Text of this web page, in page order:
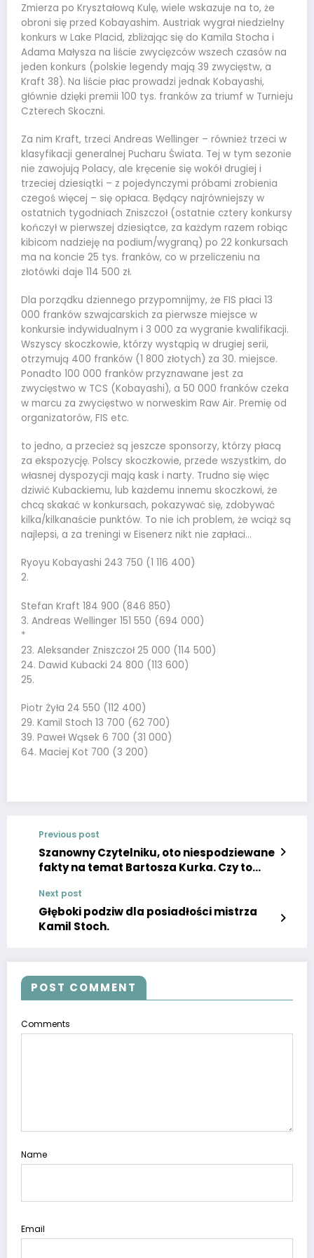
Zmierza po Kryształową Kulę, wiele wskazuje na to, że
obroni się przed Kobayashim. Austriak wygrał niedzielny
konkurs w Lake Placid, zbliżając się do Kamila Stocha i
Adama Małysza na liście zwycięzców wszech czasów na
jeden konkurs (polskie legendy mają 39 zwycięstw, a
Kraft 38). Na liście płac prowadzi jednak Kobayashi,
głównie dzięki premii 100 tys. franków za triumf w Turnieju
Czterech Skoczni.
Za nim Kraft, trzeci Andreas Wellinger – również trzeci w
klasyfikacji generalnej Pucharu Świata. Tej w tym sezonie
nie zawojują Polacy, ale kręcenie się wokół drugiej i
trzeciej dziesiątki – z pojedynczymi próbami zrobienia
czegoś więcej – się opłaca. Będący najrówniejszy w
ostatnich tygodniach Zniszczoł (ostatnie cztery konkursy
kończył w pierwszej dziesiątce, za każdym razem robiąc
kibicom nadzieję na podium/wygraną) po 22 konkursach
ma na koncie 25 tys. franków, co w przeliczeniu na
złotówki daje 114 500 zł.
Dla porządku dziennego przypomnijmy, że FIS płaci 13
000 franków szwajcarskich za pierwsze miejsce w
konkursie indywidualnym i 3 000 za wygranie kwalifikacji.
Wszyscy skoczkowie, którzy wystąpią w drugiej serii,
otrzymują 400 franków (1 800 złotych) za 30. miejsce.
Ponadto 100 000 franków przyznawane jest za
zwycięstwo w TCS (Kobayashi), a 50 000 franków czeka
w marcu za zwycięstwo w norweskim Raw Air. Premię od
organizatorów, FIS etc.
to jedno, a przecież są jeszcze sponsorzy, którzy płacą
za ekspozycję. Polscy skoczkowie, przede wszystkim, do
własnej dyspozycji mają kask i narty. Trudno się więc
dziwić Kubackiemu, lub każdemu innemu skoczkowi, że
chcą skakać w konkursach, pokazywać się, zdobywać
kilka/kilkanaście punktów. To nie ich problem, że wciąż są
najlepsi, a za treningi w Eisenerz nikt nie zapłaci…
Ryoyu Kobayashi 243 750 (1 116 400)
2.
Stefan Kraft 184 900 (846 850)
3. Andreas Wellinger 151 550 (694 000)
*
23. Aleksander Zniszczoł 25 000 (114 500)
24. Dawid Kubacki 24 800 (113 600)
25.
Piotr Żyła 24 550 (112 400)
29. Kamil Stoch 13 700 (62 700)
39. Paweł Wąsek 6 700 (31 000)
64. Maciej Kot 700 (3 200)
Previous post
Szanowny Czytelniku, oto niespodziewane
fakty na temat Bartosza Kurka. Czy to
emocje!
Next post
Głęboki podziw dla posiadłości mistrza
Kamil Stoch.
POST COMMENT
Comments
Name
Email